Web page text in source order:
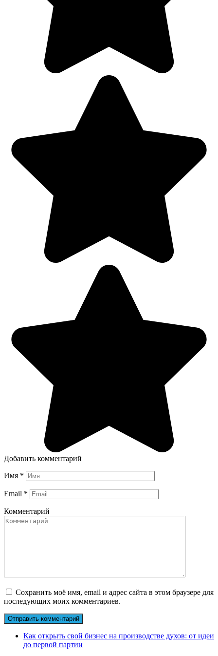
Добавить комментарий
Имя *
Email *
Комментарий
Сохранить моё имя, email и адрес сайта в этом браузере для
последующих моих комментариев.
Как открыть свой бизнес на производстве духов: от идеи
до первой партии